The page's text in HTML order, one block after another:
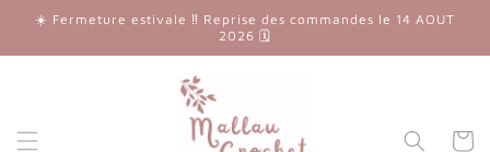
passer
☀️ Fermeture estivale ‼️ Reprise des commandes le 14 AOUT
2026 🗓
Panier